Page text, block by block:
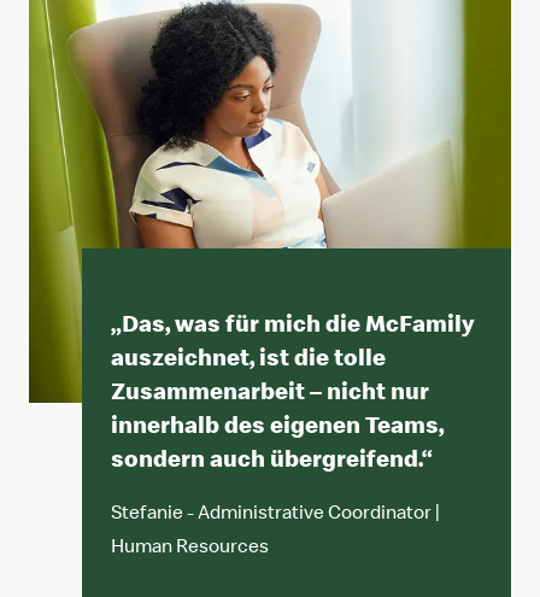
„Das, was für mich die McFamily
auszeichnet, ist die tolle
Zusammenarbeit – nicht nur
innerhalb des eigenen Teams,
sondern auch übergreifend.“
Stefanie - Administrative Coordinator |
Human Resources